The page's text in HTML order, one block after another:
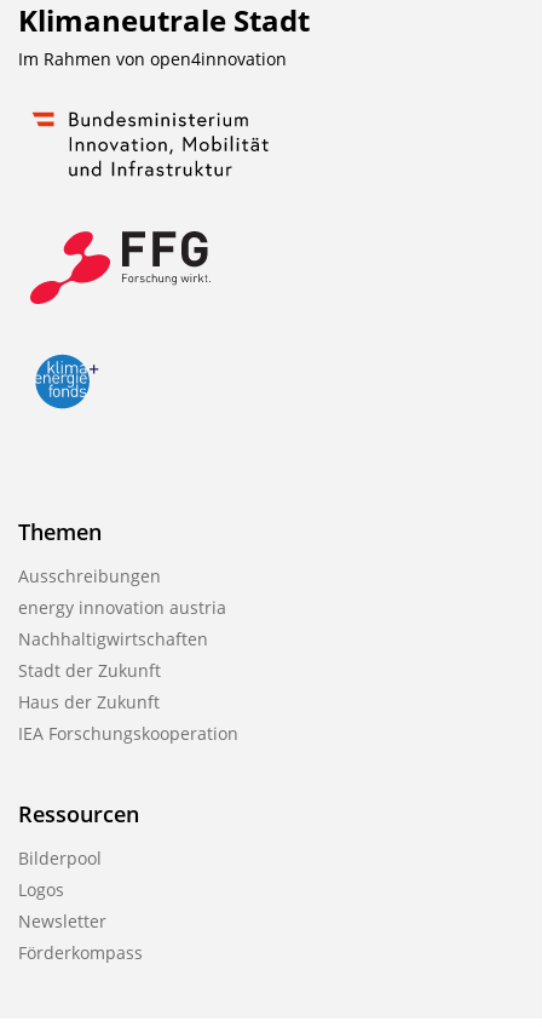
Klimaneutrale Stadt
Im Rahmen von open4innovation
Themen
Ausschreibungen
energy innovation austria
Nachhaltigwirtschaften
Stadt der Zukunft
Haus der Zukunft
IEA Forschungskooperation
Ressourcen
Bilderpool
Logos
Newsletter
Förderkompass